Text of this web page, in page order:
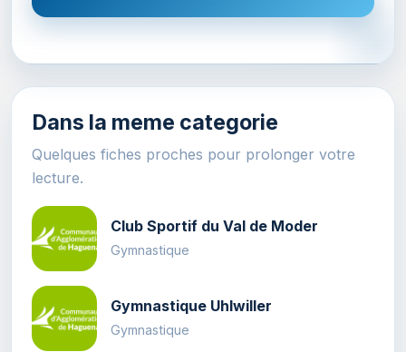
Dans la meme categorie
Quelques fiches proches pour prolonger votre
lecture.
Club Sportif du Val de Moder
Gymnastique
Gymnastique Uhlwiller
Gymnastique